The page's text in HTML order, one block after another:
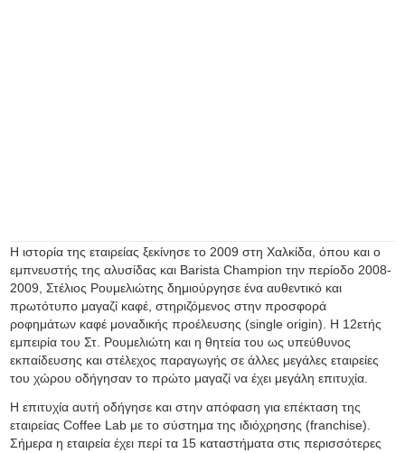
Η ιστορία της εταιρείας ξεκίνησε το 2009 στη Χαλκίδα, όπου και ο
εμπνευστής της αλυσίδας και Barista Champion την περίοδο 2008-
2009, Στέλιος Ρουμελιώτης δημιούργησε ένα αυθεντικό και
πρωτότυπο μαγαζί καφέ, στηριζόμενος στην προσφορά
ροφημάτων καφέ μοναδικής προέλευσης (single origin). Η 12ετής
εμπειρία του Στ. Ρουμελιώτη και η θητεία του ως υπεύθυνος
εκπαίδευσης και στέλεχος παραγωγής σε άλλες μεγάλες εταιρείες
του χώρου οδήγησαν το πρώτο μαγαζί να έχει μεγάλη επιτυχία.
Η επιτυχία αυτή οδήγησε και στην απόφαση για επέκταση της
εταιρείας Coffee Lab με το σύστημα της ιδιόχρησης (franchise).
Σήμερα η εταιρεία έχει περί τα 15 καταστήματα στις περισσότερες